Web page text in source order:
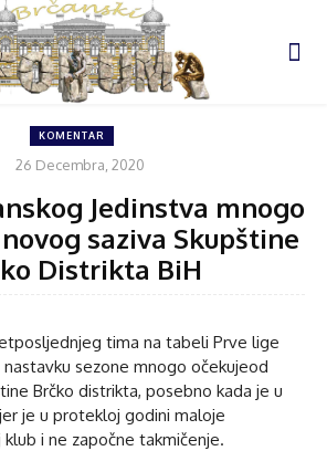
KOMENTAR
26 Decembra, 2020
Jedinstva mnogo
saziva Skupštine
Distrikta BiH
tima na tabeli Prve lige
nastavku sezone mnogo očekujeod
Brčko distrikta, posebno kada je u
je u protekloj godini maloje
i ne započne takmičenje.